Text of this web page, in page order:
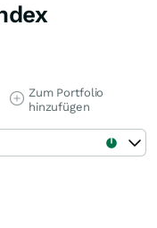
Zum Portfolio
hinzufügen